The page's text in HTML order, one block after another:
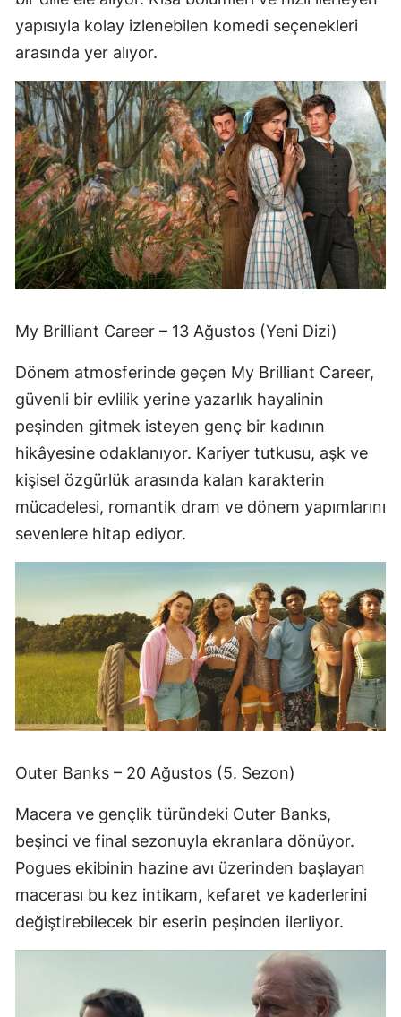
yapısıyla kolay izlenebilen komedi seçenekleri
arasında yer alıyor.
My Brilliant Career – 13 Ağustos (Yeni Dizi)
Dönem atmosferinde geçen My Brilliant Career,
güvenli bir evlilik yerine yazarlık hayalinin
peşinden gitmek isteyen genç bir kadının
hikâyesine odaklanıyor. Kariyer tutkusu, aşk ve
kişisel özgürlük arasında kalan karakterin
mücadelesi, romantik dram ve dönem yapımlarını
sevenlere hitap ediyor.
Outer Banks – 20 Ağustos (5. Sezon)
Macera ve gençlik türündeki Outer Banks,
beşinci ve final sezonuyla ekranlara dönüyor.
Pogues ekibinin hazine avı üzerinden başlayan
macerası bu kez intikam, kefaret ve kaderlerini
değiştirebilecek bir eserin peşinden ilerliyor.